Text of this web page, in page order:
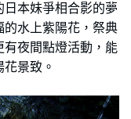
本妹爭相合影的夢
的水上紫陽花，祭典
夜間點燈活動，能
景致。